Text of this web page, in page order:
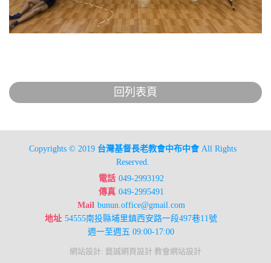
回列表頁
Copyrights © 2019 台灣基督長老教會中布中會All Rights
Reserved.
電話 049-2993192
傳真 049-2995491
Mail bunun.office@gmail.com
地址 54555南投縣埔里鎮西安路一段497巷11號
週一至週五 09:00-17:00
網站設計: 藝誠網頁設計 教會網站設計